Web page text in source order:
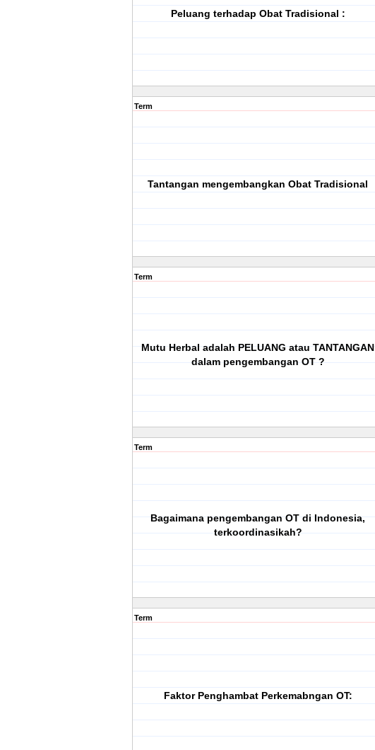
Peluang terhadap Obat Tradisional :
Term
Tantangan mengembangkan Obat Tradisional
Term
Mutu Herbal adalah PELUANG atau TANTANGAN
dalam pengembangan OT ?
Term
Bagaimana pengembangan OT di Indonesia,
terkoordinasikah?
Term
Faktor Penghambat Perkemabngan OT: